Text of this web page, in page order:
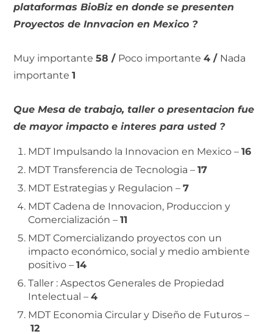
plataformas BioBiz en donde se presenten
Proyectos de Innvacion en Mexico ?
Muy importante58 / Poco importante4 / Nada
importante1
Que Mesa de trabajo, taller o presentacion fue
de mayor impacto e interes para usted ?
MDT Impulsando la Innovacion en Mexico –16
MDT Transferencia de Tecnologia –17
MDT Estrategias y Regulacion –7
MDT Cadena de Innovacion, Produccion y
Comercialización –11
MDT Comercializando proyectos con un
impacto económico, social y medio ambiente
positivo –14
Taller : Aspectos Generales de Propiedad
Intelectual –4
MDT Economia Circular y Diseño de Futuros –
12